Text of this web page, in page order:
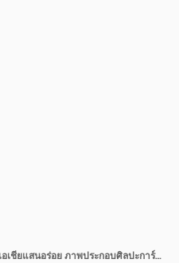
ก๋วยเตี๋ยวเย็นตาโฟ ชามอาหารเอเชียแสนอร่อย ภาพประกอบศิลปะการ์ตูนวาดด้วยมือ